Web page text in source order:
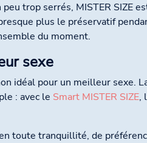
trop serrés, MISTER SIZE
plus le préservatif
du moment.
sexe
idéal pour un meilleur sexe.
: avec le Smart MISTER SIZE,
toute tranquillité, de